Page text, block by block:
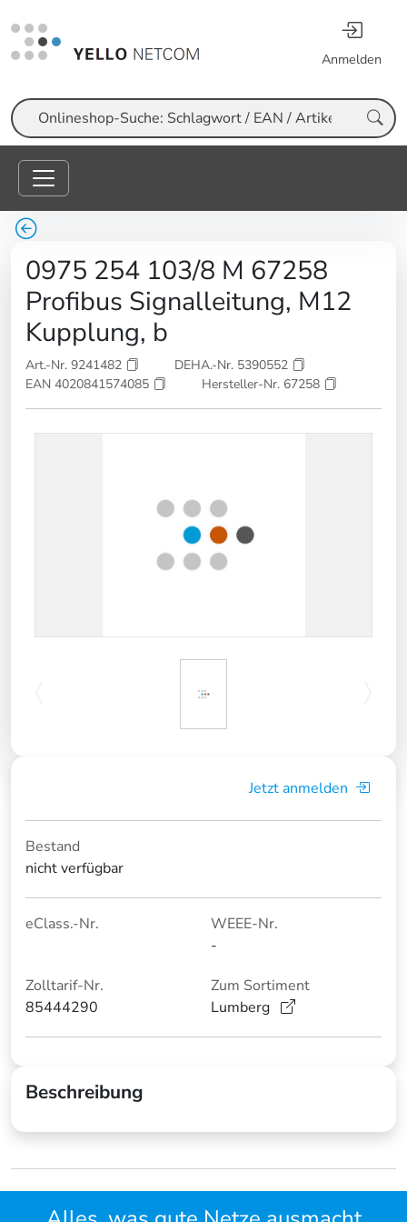
Anmelden
Suche
0975 254 103/8 M 67258
Profibus Signalleitung, M12
Kupplung, b
Art.-Nr. 9241482
DEHA.-Nr. 5390552
EAN 4020841574085
Hersteller-Nr. 67258
Jetzt anmelden
Bestand
nicht verfügbar
eClass.-Nr.
WEEE-Nr.
-
Zolltarif-Nr.
85444290
Zum Sortiment
Lumberg
Beschreibung